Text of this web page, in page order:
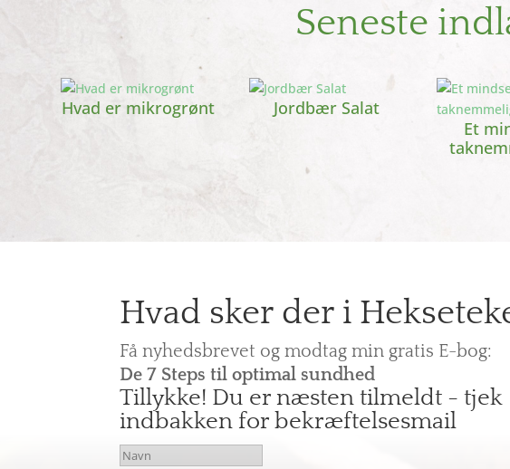
Seneste
Hvad er mikrogrønt
Jordbær Salat
Et
Hvad sker der i
Få nyhedsbrevet og modtag min gratis E-bog:
De 7 Steps til optimal sundhed
Tillykke! Du er næsten tilmeldt - tjek
indbakken for bekræftelsesmail